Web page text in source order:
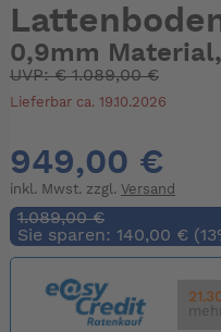
0,9mm
UVP:€1.089,00 €
Lieferbar ca. 19.10.2026
949,00 €
inkl. Mwst. zzgl. Versand
1.089,00 €
Sie sparen: 140,00 €